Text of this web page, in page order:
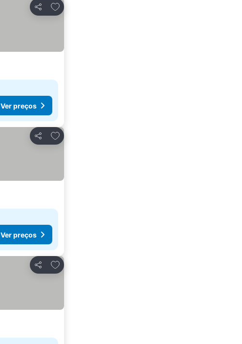
Partilhar
Adicionar aos favoritos
Ver preços
Partilhar
Adicionar aos favoritos
Ver preços
Partilhar
Adicionar aos favoritos